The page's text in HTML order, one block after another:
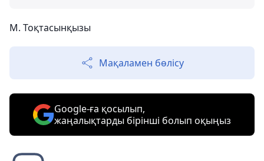
М. Тоқтасынқызы
Мақаламен бөлісу
Google-ға қосылып,
жаңалықтарды бірінші болып оқыңыз